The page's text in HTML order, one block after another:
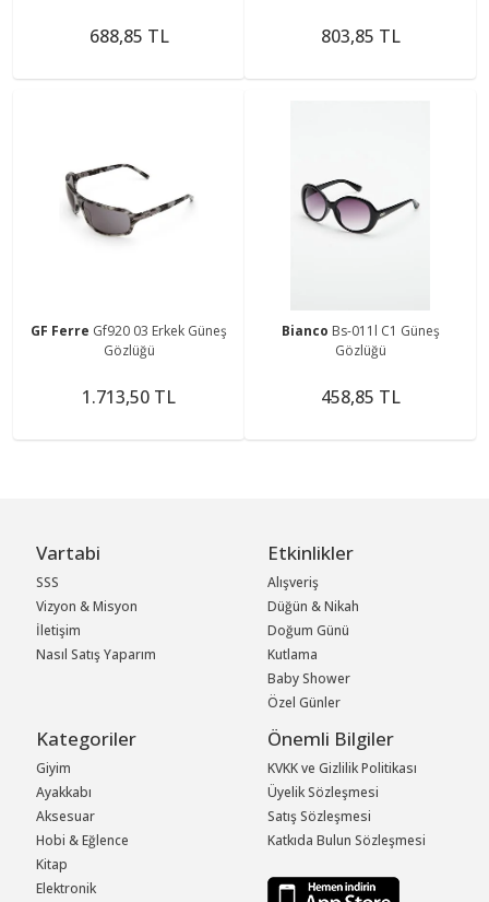
688,85 TL 803,85 TL
GF Ferre Gf920 03 Erkek Güneş
Gözlüğü
1.713,50 TL
Bianco Bs-011l C1 Güneş
Gözlüğü
458,85 TL
Vartabi
SSS
Vizyon & Misyon
İletişim
Nasıl Satış Yaparım
Etkinlikler
Alışveriş
Düğün & Nikah
Doğum Günü
Kutlama
Baby Shower
Özel Günler
Kategoriler
Giyim
Ayakkabı
Aksesuar
Hobi & Eğlence
Kitap
Elektronik
Önemli Bilgiler
KVKK ve Gizlilik Politikası
Üyelik Sözleşmesi
Satış Sözleşmesi
Katkıda Bulun Sözleşmesi